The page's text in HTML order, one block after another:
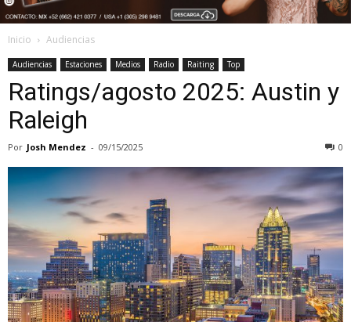
Inicio Audiencias
Audiencias Estaciones Medios Radio Raiting Top
Ratings/agosto 2025: Austin y
Raleigh
Por Josh Mendez - 09/15/2025 0